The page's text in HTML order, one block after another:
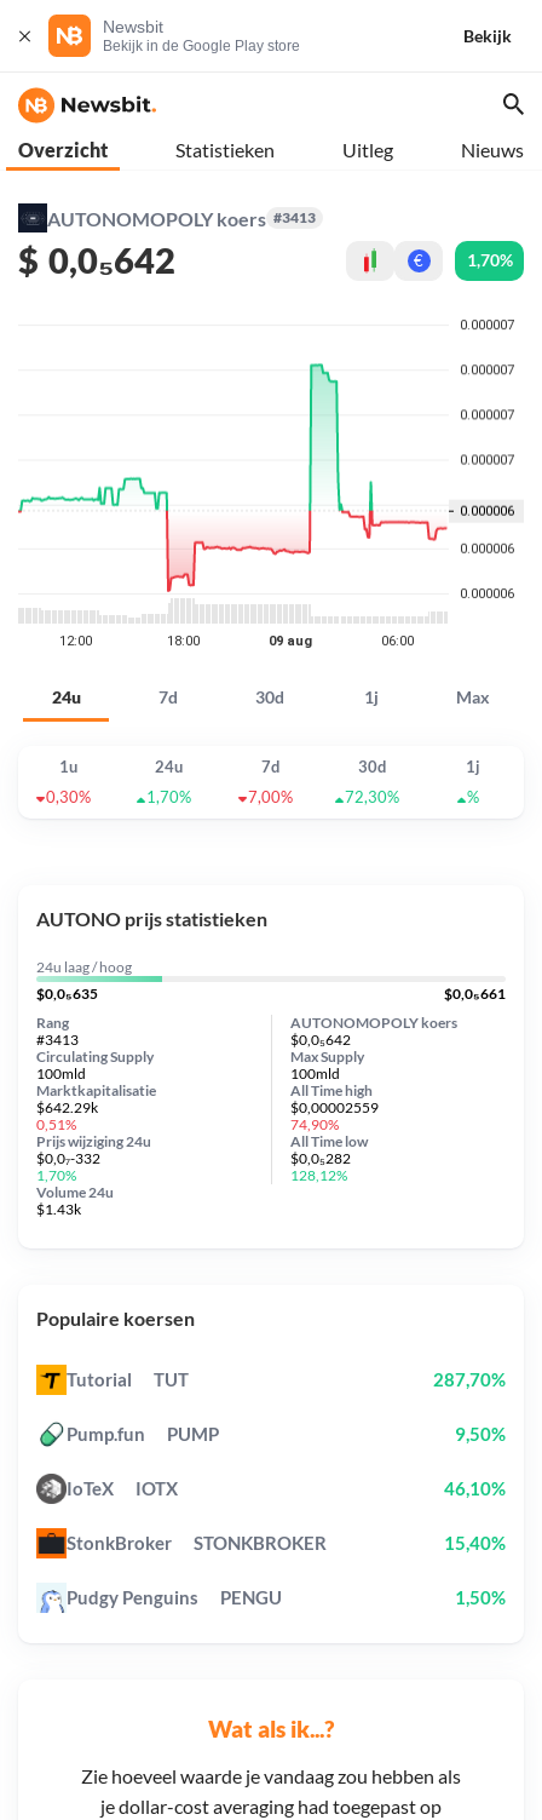
Newsbit
Bekijk in de Google Play store
Bekijk
Overzicht Statistieken Uitleg Nieuws
AUTONOMOPOLY koers #3413
$ 0,0₅642 € 1,70%
24u 7d 30d 1j Max
1u 24u 7d 30d
1j
0,30%
1,70% 7,00% 72,30% %
Wat als ik...?
Zie hoeveel waarde je vandaag zou hebben als
je dollar-cost averaging had toegepast op
AUTONO prijs statistieken
24u laag / hoog
$0,0₅635
$0,0₅661
AUTONOMOPOLY koers
$0,0₅642
Circulating Supply
100mld
Prijs wijziging 24u
$0,0₇-332
1,70%
Max Supply
100mld
Marktkapitalisatie
$642.29k
0,51%
Volume 24u
$1.43k
Rang
#3413
All Timehigh
$0,00002559
74,90%
All Time low
$0,0₅282
128,12%
Populaire koersen
Tutorial TUT 287,70%
Pump.fun PUMP 9,50%
IoTeX IOTX 46,10%
StonkBroker STONKBROKER 15,40%
Pudgy Penguins PENGU 1,50%